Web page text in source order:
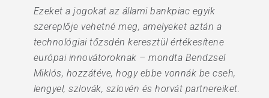
Ezeket a jogokat az állami bankpiac egyik
szereplője vehetné meg, amelyeket aztán a
technológiai tőzsdén keresztül értékesítene
európai innovátoroknak – mondta Bendzsel
Miklós, hozzátéve, hogy ebbe vonnák be cseh,
lengyel, szlovák, szlovén és horvát partnereiket.